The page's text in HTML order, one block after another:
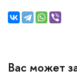
ас может